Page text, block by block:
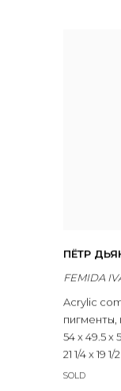
ПЁТР
FEMIDA
Acrylic
пигменты
54 x 49.5 x
21 1/4 x 19 1/
SOLD